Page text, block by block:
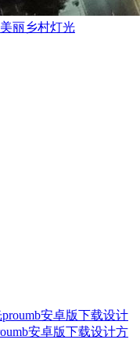
美丽乡村灯光
安卓版下载设计
安卓版下载设计方